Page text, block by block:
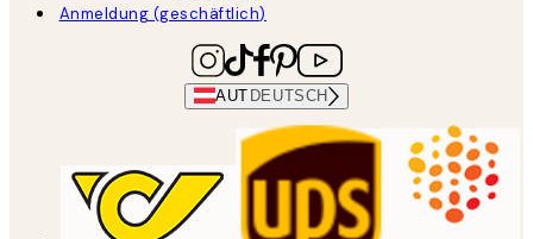
Anmeldung (geschäftlich)
AUT DEUTSCH